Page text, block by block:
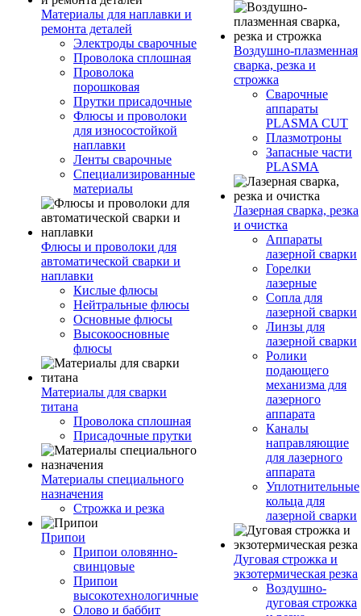
Материалы для наплавки и
ремонта деталей
Электроды сварочные
Проволока сплошная
Проволока
порошковая
Прутки присадочные
Флюсы и проволоки
для износостойкой
наплавки
Ленты сварочные
Специализированные
материалы
Флюсы и проволоки для
автоматической сварки и
наплавки
Кислые флюсы
Нейтральные флюсы
Основные флюсы
Высокоосновные
флюсы
Материалы для сварки
титана
Проволока сплошная
Присадочные прутки
Материалы специального
назначения
Строжка и резка
Припои
Припои оловянно-
свинцовые
Припои
высокотехнологичные
Олово и баббит
Воздушно-плазменная
сварка, резка и
строжка
Сварочные
аппараты
PLASMA CUT
Плазмотроны
Запасные части
PLASMA
Лазерная сварка, резка
и очистка
Аппараты
лазерной сварки
Горелки
лазерные
Сопла для
лазерной сварки
Линзы для
лазерной сварки
Ролики
подающего
механизма для
лазерного
аппарата
Каналы
направляющие
для лазерного
аппарата
Уплотнительные
кольца для
лазерной сварки
Дуговая строжка и
экзотермическая резка
Воздушно-
дуговая строжка